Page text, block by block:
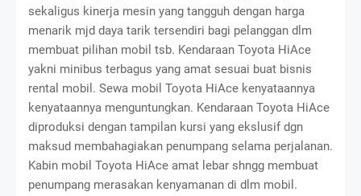
sekaligus kinerja mesin yang tangguh dengan harga
menarik mjd daya tarik tersendiri bagi pelanggan dlm
membuat pilihan mobil tsb. Kendaraan Toyota HiAce
yakni minibus terbagus yang amat sesuai buat bisnis
rental mobil. Sewa mobil Toyota HiAce kenyataannya
kenyataannya menguntungkan. Kendaraan Toyota HiAce
diproduksi dengan tampilan kursi yang ekslusif dgn
maksud membahagiakan penumpang selama perjalanan.
Kabin mobil Toyota HiAce amat lebar shngg membuat
penumpang merasakan kenyamanan di dlm mobil.